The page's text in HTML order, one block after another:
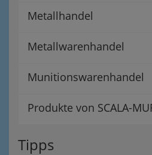
Metallhandel
Metallwarenhandel
Munitionswarenhandel
Produkte von SCALA-
Tipps